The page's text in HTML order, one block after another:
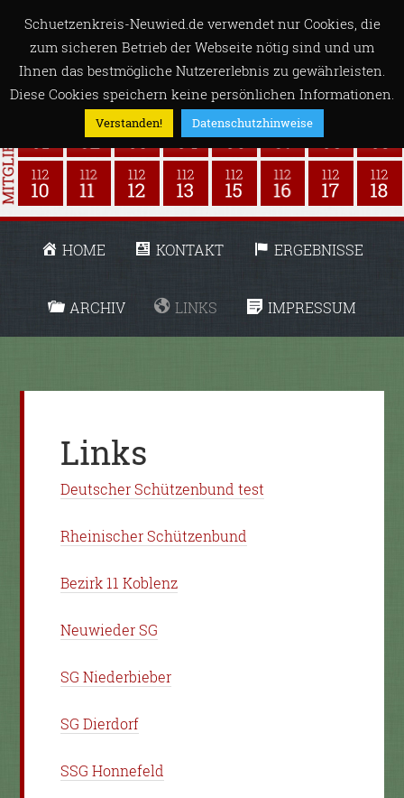
HOME KONTAKT ERGEBNISSE
ARCHIV LINKS IMPRESSUM
Links
Deutscher Schützenbund test
Rheinischer Schützenbund
Bezirk 11 Koblenz
Neuwieder SG
SG Niederbieber
SG Dierdorf
SSG Honnefeld
Schuetzenkreis-Neuwied.de verwendet nur Cookies, die
zum sicheren Betrieb der Webseite nötig sind und um
Ihnen das bestmögliche Nutzererlebnis zu gewährleisten.
Diese Cookies speichern keine persönlichen Informationen.
Verstanden! Datenschutzhinweise